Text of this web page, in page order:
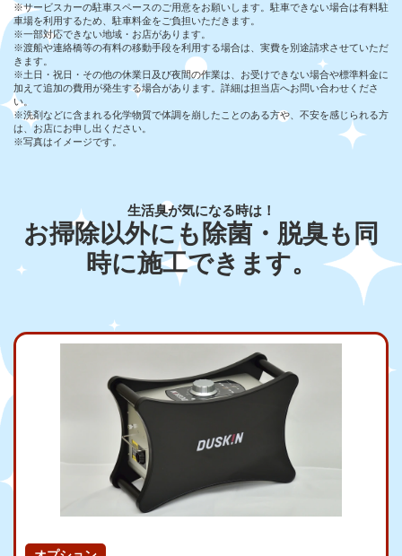
※サービスカーの駐車スペースのご用意をお願いします。駐車できない場合は有料駐
車場を利用するため、駐車料金をご負担いただきます。
※一部対応できない地域・お店があります。
※渡船や連絡橋等の有料の移動手段を利用する場合は、実費を別途請求させていただ
きます。
※土日・祝日・その他の休業日及び夜間の作業は、お受けできない場合や標準料金に
加えて追加の費用が発生する場合があります。詳細は担当店へお問い合わせくださ
い。
※洗剤などに含まれる化学物質で体調を崩したことのある方や、不安を感じられる方
は、お店にお申し出ください。
※写真はイメージです。
生活臭が気になる時は！
お掃除以外にも除菌・脱臭も同
時に施工できます。